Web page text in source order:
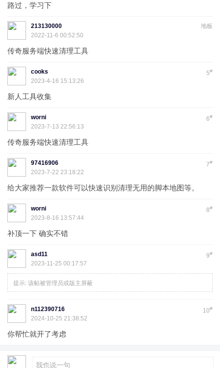
路过，学习下
地板
213130000
2022-11-6 00:52:50
传奇服务端快速清理工具
5#
cooks
2023-4-16 15:13:26
新人工具收集
6#
worni
2023-7-13 22:56:13
传奇服务端快速清理工具
7#
97416906
2023-7-22 23:18:22
给大家推荐一款软件可以快速识别清理无用的脚本地图等。
8#
worni
2023-8-16 13:57:44
补顶一下 确实不错
9#
asd11
2023-11-25 00:17:57
提示: 该帖被管理员或版主屏蔽
10#
n112390716
2024-10-25 21:38:52
你帮忙就开了考虑